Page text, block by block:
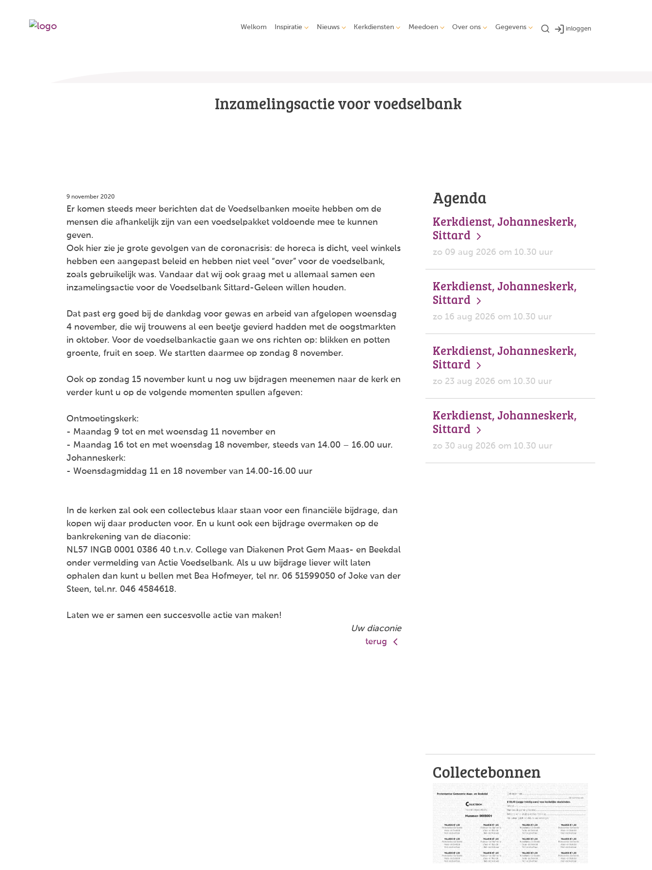
Welkom Inspiratie Nieuws Kerkdiensten Meedoen Over ons Gegevens inloggen
Inzamelingsactie voor voedselbank
9 november 2020
Er komen steeds meer berichten dat de Voedselbanken moeite hebben om de
mensen die afhankelijk zijn van een voedselpakket voldoende mee te kunnen
geven.
Ook hier zie je grote gevolgen van de coronacrisis: de horeca is dicht, veel winkels
hebben een aangepast beleid en hebben niet veel “over” voor de voedselbank,
zoals gebruikelijk was. Vandaar dat wij ook graag met u allemaal samen een
inzamelingsactie voor de Voedselbank Sittard-Geleen willen houden.
Dat past erg goed bij de dankdag voor gewas en arbeid van afgelopen woensdag
4 november, die wij trouwens al een beetje gevierd hadden met de oogstmarkten
in oktober. Voor de voedselbankactie gaan we ons richten op: blikken en potten
groente, fruit en soep. We startten daarmee op zondag 8 november.
Ook op zondag 15 november kunt u nog uw bijdragen meenemen naar de kerk en
verder kunt u op de volgende momenten spullen afgeven:
Ontmoetingskerk:
- Maandag 9 tot en met woensdag 11 november en
- Maandag 16 tot en met woensdag 18 november, steeds van 14.00 – 16.00 uur.
Johanneskerk:
- Woensdagmiddag 11 en 18 november van 14.00-16.00 uur
In de kerken zal ook een collectebus klaar staan voor een financiële bijdrage, dan
kopen wij daar producten voor. En u kunt ook een bijdrage overmaken op de
bankrekening van de diaconie:
NL57 INGB 0001 0386 40 t.n.v. College van Diakenen Prot Gem Maas- en Beekdal
onder vermelding van Actie Voedselbank. Als u uw bijdrage liever wilt laten
ophalen dan kunt u bellen met Bea Hofmeyer, tel nr. 06 51599050 of Joke van der
Steen, tel.nr. 046 4584618.
Laten we er samen een succesvolle actie van maken!
Uw diaconie
terug
Agenda
Kerkdienst, Johanneskerk,
Sittard
zo 09 aug 2026 om 10.30 uur
Kerkdienst, Johanneskerk,
Sittard
zo 16 aug 2026 om 10.30 uur
Kerkdienst, Johanneskerk,
Sittard
zo 23 aug 2026 om 10.30 uur
Kerkdienst, Johanneskerk,
Sittard
zo 30 aug 2026 om 10.30 uur
Collectebonnen